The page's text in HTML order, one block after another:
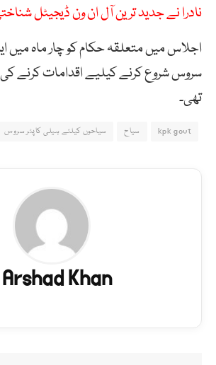
نادرا نے جدید ترین آل ان ون ڈیجیٹل
اجلاس میں متعلقہ حکام کو چار ماہ میں
سروس شروع کرنے کیلیے اقدامات کرنے
تھی۔
kpk govt سیاح سیاحوں کیلئے ہیلی کاپٹر سروس
Arshad Khan